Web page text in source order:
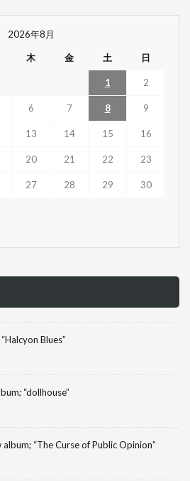
2026年8月
木 金 土 日
1 2
6 7 8 9
13 14 15 16
20 21 22 23
27 28 29 30
Blues”
“dollhouse”
“The Curse of Public Opinion”